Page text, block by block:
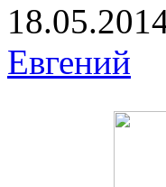
Евгений